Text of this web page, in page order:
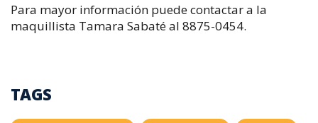
Para mayor información puede contactar a la
maquillista Tamara Sabaté al 8875-0454.
TAGS